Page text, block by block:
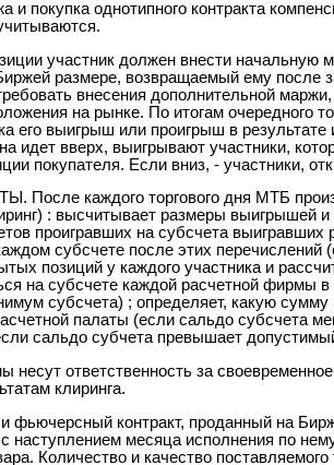
и покупка однотипного контракта
участник должен внести начальную
размере, возвращаемый ему после
внесения дополнительной
на рынке. По итогам очередного
его выигрыш или проигрыш в
идет вверх, выигрывают участники,
покупателя. Если вниз, - участники,
После каждого торгового дня МТБ
: высчитывает размеры выигрышей
проигравших на субсчета
субсчете после этих перечислений
позиций у каждого участника и
на субсчете каждой расчетной фирмы
субсчета) ; определяет, какую
палаты (если сальдо субсчета
сальдо субчета превышает
несут ответственность за
клиринга.
контракт, проданный на
наступлением месяца исполнения по
Количество и качество